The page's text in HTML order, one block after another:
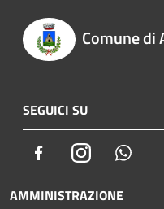
Comune di
SEGUICI SU
FacebookInstagram
AMMINISTRAZIONE